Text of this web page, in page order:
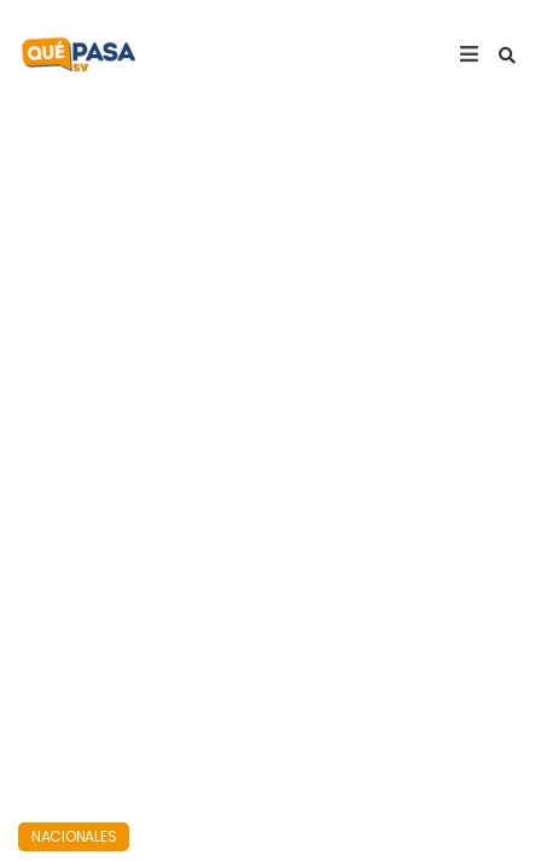
NACIONALES